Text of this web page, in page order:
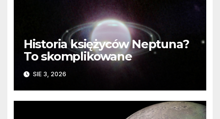
Historia księżyców Neptuna?
To skomplikowane
SIE 3, 2026